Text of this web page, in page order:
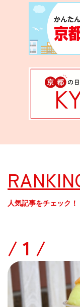
人気記事をチェック！
/